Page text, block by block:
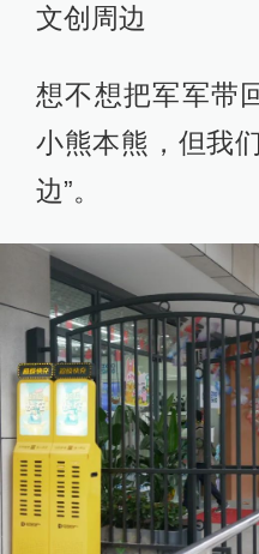
文创周边
想不想把军军带
小熊本熊，但我
边”。